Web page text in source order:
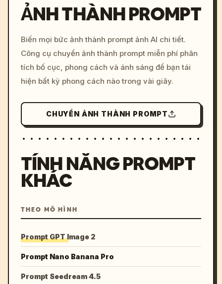
c, cyberpunk sunset, neon
colors, 8k --v 6.0
ẢNH THÀNH PROMPT
Biến mọi bức ảnh thành prompt ảnh AI chi tiết.
Công cụ chuyển ảnh thành prompt miễn phí phân
tích bố cục, phong cách và ánh sáng để bạn tái
hiện bất kỳ phong cách nào trong vài giây.
CHUYỂN ẢNH THÀNH PROMPT
TÍNH NĂNG PROMPT
KHÁC
THEO MÔ HÌNH
Prompt GPT Image 2
Prompt Nano Banana Pro
Prompt Seedream 4.5